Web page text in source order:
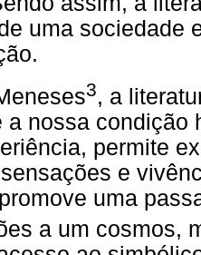
uma sociedade
3, a
a nossa condição
permite
e
uma
a um cosmos,